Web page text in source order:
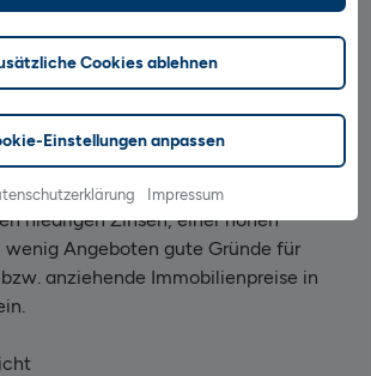
Cookies ablehnen
Einstellungen anpassen
Impressum
werden. So oder so wird Schleswig-
im Trend bleiben. Daneben wird
um Hamburg weiter vergrößern.
niedrigen Zinsen, einer hohen
Angeboten gute Gründe für
anziehende Immobilienpreise in